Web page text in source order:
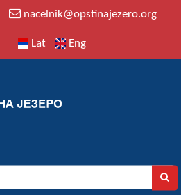
nacelnik@opstinajezero.org
Lat Eng